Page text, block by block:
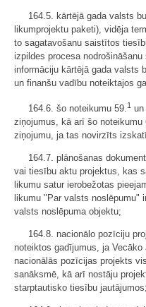
164.5. kārtējā gada valsts
likumprojektu paketi), vidēja
to sagatavošanu saistītos
izpildes procesa
informāciju kārtējā gada valsts
un finanšu vadību noteiktajos
164.6. šo noteikumu 59.1 un
ziņojumus, kā arī šo
ziņojumu, ja tas novirzīts
164.7. plānošanas
vai tiesību aktu projektus, kas
likumu satur ierobežotas
likumu "Par valsts noslēpumu"
valsts noslēpuma objektu;
164.8. nacionālo pozīciju
noteiktos gadījumus, ja
nacionālās pozīcijas projekts
sanāksmē, kā arī nostāju
starptautisko tiesību jautājumos;